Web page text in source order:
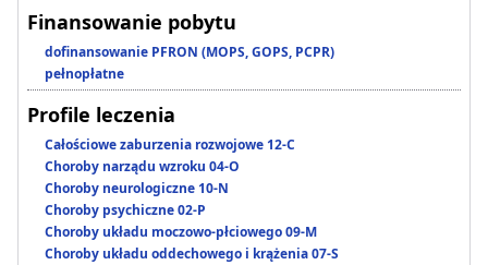
Finansowanie pobytu
dofinansowanie PFRON (MOPS, GOPS, PCPR)
pełnopłatne
Profile leczenia
Całościowe zaburzenia rozwojowe 12-C
Choroby narządu wzroku 04-O
Choroby neurologiczne 10-N
Choroby psychiczne 02-P
Choroby układu moczowo-płciowego 09-M
Choroby układu oddechowego i krążenia 07-S